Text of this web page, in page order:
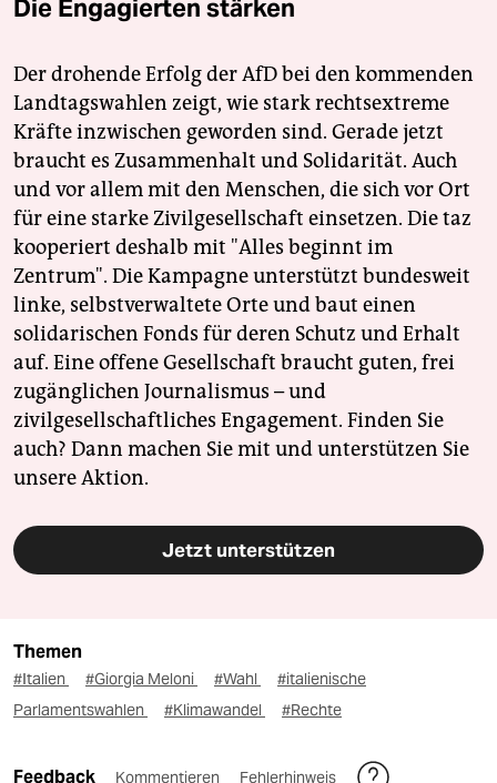
Die Engagierten stärken
Der drohende Erfolg der AfD bei den kommenden
Landtagswahlen zeigt, wie stark rechtsextreme
Kräfte inzwischen geworden sind. Gerade jetzt
braucht es Zusammenhalt und Solidarität. Auch
und vor allem mit den Menschen, die sich vor Ort
für eine starke Zivilgesellschaft einsetzen. Die taz
kooperiert deshalb mit "Alles beginnt im
Zentrum". Die Kampagne unterstützt bundesweit
linke, selbstverwaltete Orte und baut einen
solidarischen Fonds für deren Schutz und Erhalt
auf. Eine offene Gesellschaft braucht guten, frei
zugänglichen Journalismus – und
zivilgesellschaftliches Engagement. Finden Sie
auch? Dann machen Sie mit und unterstützen Sie
unsere Aktion.
Jetzt unterstützen
Themen
#Italien #Giorgia Meloni #Wahl
#italienische
Parlamentswahlen
#Klimawandel #Rechte
Feedback Kommentieren Fehlerhinweis